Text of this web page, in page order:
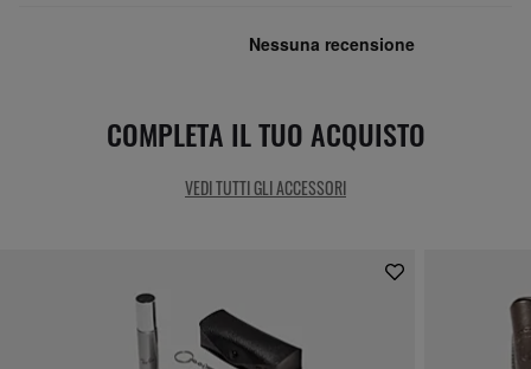
COMPLETA IL TUO ACQUISTO
VEDI TUTTI GLI ACCESSORI